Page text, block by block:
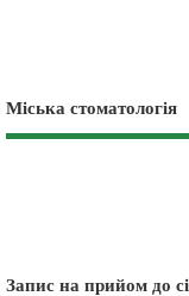
Міська стоматологія
Запис на прийом до